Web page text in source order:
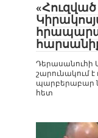
Դերասանուհի
շարունակում
պարբերաբար
հետ